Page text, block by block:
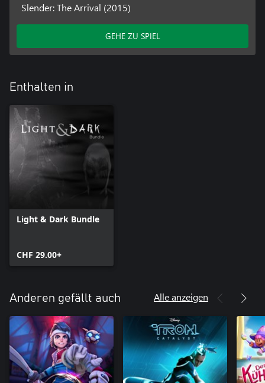
Slender: The Arrival (2015)
GEHE ZU SPIEL
Enthalten in
Light & Dark Bundle
CHF 29.00+
Anderen gefällt auch Alle anzeigen